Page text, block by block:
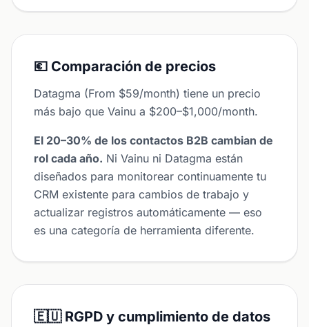
💶 Comparación de precios
Datagma (From $59/month) tiene un precio
más bajo que Vainu a $200–$1,000/month.
El 20–30% de los contactos B2B cambian de
rol cada año. Ni Vainu ni Datagma están
diseñados para monitorear continuamente tu
CRM existente para cambios de trabajo y
actualizar registros automáticamente — eso
es una categoría de herramienta diferente.
🇪🇺 RGPD y cumplimiento de datos